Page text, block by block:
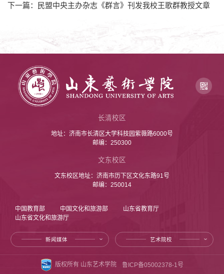
下一篇：民盟中央主办杂志《群言》刊发我校王歌群教授文章
长清校区
地址：济南市长清区大学科技园紫薇路6000号
邮编：250300
文东校区
文东校区地址：济南市历下区文化东路91号
邮编：250014
中国教育部 中国文化和旅游部
山东省教育厅
山东省文化和旅游厅
新闻媒体 艺术院校
版权所有 山东艺术学院 鲁ICP备05002378-1号